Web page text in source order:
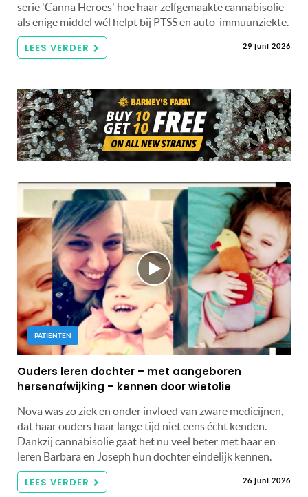
serie 'Canna Heroes' hoe haar zelfgemaakte cannabisolie
als enige middel wél helpt bij PTSS en auto-immuunziekte.
LEES VERDER 29 juni 2026
PATIËNTEN
Ouders leren dochter – met aangeboren
hersenafwijking – kennen door wietolie
Nova was zo ziek en onder invloed van zware medicijnen,
dat haar ouders haar lange tijd niet eens écht kenden.
Dankzij cannabisolie gaat het nu veel beter met haar en
leren Barbara en Joseph hun dochter eindelijk kennen.
LEES VERDER 26 juni 2026